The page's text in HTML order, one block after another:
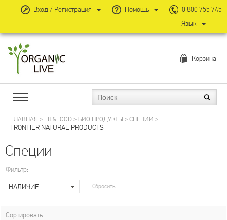
Корзина
ГЛАВНАЯ > FIT&FOOD> БИО ПРОДУКТЫ >СПЕЦИИ >
FRONTIER NATURAL PRODUCTS
Специи
Фильтр:
НАЛИЧИЕ
Сбросить
Сортировать:
Вход / Регистрация Помощь
0 800 755 745
Язык